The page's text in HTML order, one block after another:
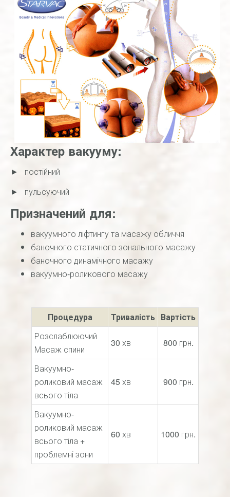
Характер вакууму:
► постійний
► пульсуючий
Призначений для:
вакуумного ліфтингу та масажу обличчя
баночного статичного зонального масажу
баночного динамічного масажу
вакуумно-роликового масажу
Процедура Тривалість Вартість
Розслаблюючий
Масаж спини
30 хв 800 грн.
Вакуумно-
роликовий масаж
всього тіла
45 хв 900 грн.
Вакуумно-
роликовий масаж
всього тіла +
проблемні зони
60 хв 1000 грн.